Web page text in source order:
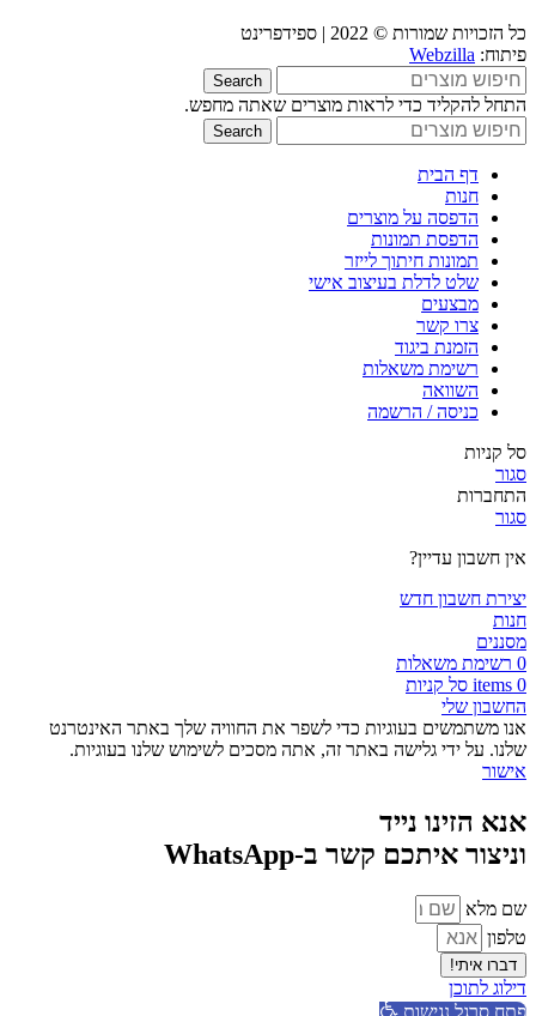
כל הזכויות שמורות © 2022 | ספידפרינט
פיתוח: Webzilla
Search
התחל להקליד כדי לראות מוצרים שאתה מחפש.
Search
דף הבית
חנות
הדפסה על מוצרים
הדפסת תמונות
תמונות חיתוך לייזר
שלט לדלת בעיצוב אישי
מבצעים
צרו קשר
הזמנת ביגוד
רשימת משאלות
השוואה
כניסה / הרשמה
סל קניות
סגור
התחברות
סגור
אין חשבון עדיין?
יצירת חשבון חדש
חנות
מסננים
0 רשימת משאלות
0
items סל קניות
החשבון שלי
אנו משתמשים בעוגיות כדי לשפר את החוויה שלך באתר האינטרנט
שלנו. על ידי גלישה באתר זה, אתה מסכים לשימוש שלנו בעוגיות.
אישור
אנא הזינו נייד
וניצור איתכם קשר ב-WhatsApp
שם מלא
טלפון
דברו איתי!
דילוג לתוכן